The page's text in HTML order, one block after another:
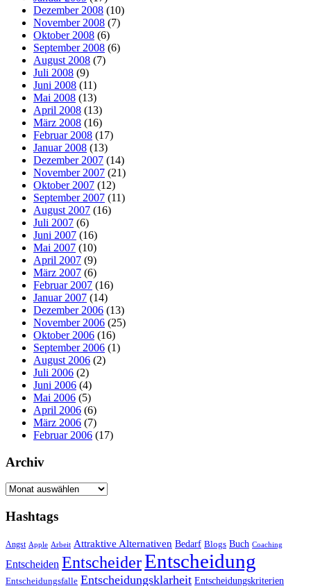
Dezember 2008 (10)
November 2008 (7)
Oktober 2008 (6)
September 2008 (6)
August 2008 (7)
Juli 2008 (9)
Juni 2008 (11)
Mai 2008 (13)
April 2008 (13)
März 2008 (16)
Februar 2008 (17)
Januar 2008 (13)
Dezember 2007 (14)
November 2007 (21)
Oktober 2007 (12)
September 2007 (11)
August 2007 (16)
Juli 2007 (6)
Juni 2007 (16)
Mai 2007 (10)
April 2007 (9)
März 2007 (6)
Februar 2007 (16)
Januar 2007 (14)
Dezember 2006 (13)
November 2006 (25)
Oktober 2006 (16)
September 2006 (1)
August 2006 (2)
Juli 2006 (2)
Juni 2006 (4)
Mai 2006 (5)
April 2006 (6)
März 2006 (7)
Februar 2006 (17)
Archiv
Archiv
Hashtags
Angst Apple Arbeit Attraktive Alternativen Bedarf Blogs Buch Coaching
Entscheiden EntscheiderEntscheidung
Entscheidungsfalle Entscheidungsklarheit Entscheidungskriterien